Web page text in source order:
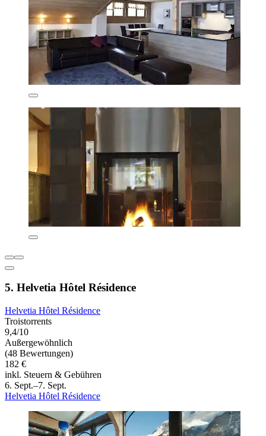
5. Helvetia Hôtel Résidence
Helvetia Hôtel Résidence
Troistorrents
9,4/10
Außergewöhnlich
(48 Bewertungen)
182 €
inkl. Steuern & Gebühren
6. Sept.–7. Sept.
Helvetia Hôtel Résidence